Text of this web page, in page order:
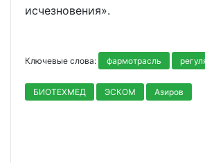
исчезновения».
Ключевые слова: фармотрасль
БИОТЕХМЕД ЭСКОМ Азиров